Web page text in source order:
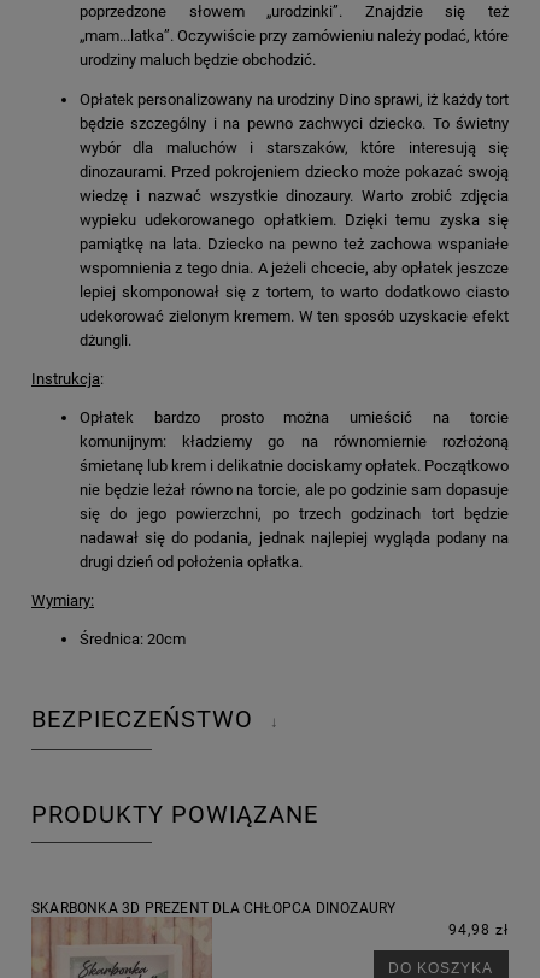
poprzedzone słowem „urodzinki”. Znajdzie się też
„mam...latka”. Oczywiście przy zamówieniu należy podać, które
urodziny maluch będzie obchodzić.
Opłatek personalizowany na urodziny Dino sprawi, iż każdy tort
będzie szczególny i na pewno zachwyci dziecko. To świetny
wybór dla maluchów i starszaków, które interesują się
dinozaurami. Przed pokrojeniem dziecko może pokazać swoją
wiedzę i nazwać wszystkie dinozaury. Warto zrobić zdjęcia
wypieku udekorowanego opłatkiem. Dzięki temu zyska się
pamiątkę na lata. Dziecko na pewno też zachowa wspaniałe
wspomnienia z tego dnia. A jeżeli chcecie, aby opłatek jeszcze
lepiej skomponował się z tortem, to warto dodatkowo ciasto
udekorować zielonym kremem. W ten sposób uzyskacie efekt
dżungli.
Instrukcja:
Opłatek bardzo prosto można umieścić na torcie
komunijnym: kładziemy go na równomiernie rozłożoną
śmietanę lub krem i delikatnie dociskamy opłatek. Początkowo
nie będzie leżał równo na torcie, ale po godzinie sam dopasuje
się do jego powierzchni, po trzech godzinach tort będzie
nadawał się do podania, jednak najlepiej wygląda podany na
drugi dzień od położenia opłatka.
Wymiary:
Średnica: 20cm
BEZPIECZEŃSTWO ↓
PRODUKTY POWIĄZANE
SKARBONKA 3D PREZENT DLA CHŁOPCA DINOZAURY
94,98 zł
DO KOSZYKA